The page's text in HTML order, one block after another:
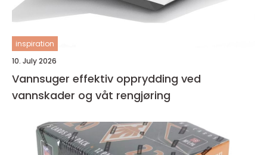
inspiration
10. July 2026
Vannsuger effektiv opprydding ved
vannskader og våt rengjøring